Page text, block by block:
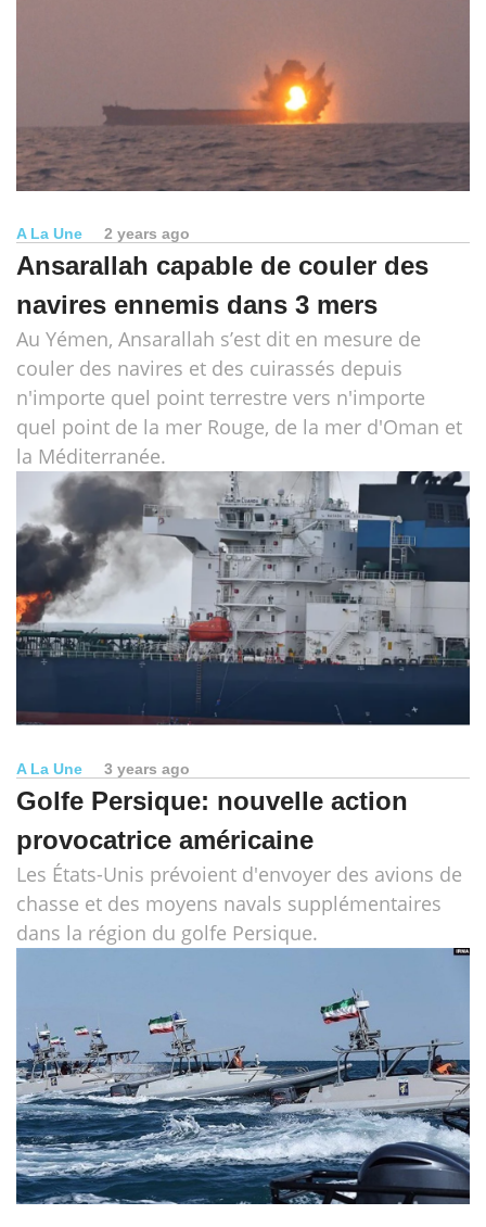
A La Une 2 years ago
Ansarallah capable de couler des
navires ennemis dans 3 mers
Au Yémen, Ansarallah s’est dit en mesure de
couler des navires et des cuirassés depuis
n'importe quel point terrestre vers n'importe
quel point de la mer Rouge, de la mer d'Oman et
la Méditerranée.
A La Une 3 years ago
Golfe Persique: nouvelle action
provocatrice américaine
Les États-Unis prévoient d'envoyer des avions de
chasse et des moyens navals supplémentaires
dans la région du golfe Persique.